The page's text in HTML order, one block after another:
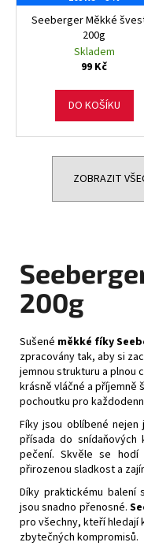
200g
Sušené měkké fíky
zpracovány tak, aby si
jemnou strukturu a plnou
krásně vláčné a příjemně
pochoutku pro
Fíky jsou oblíbené
přísada do
pečení. Skvěle se
přirozenou sladkost a
Díky praktickému balení
jsou snadno přenosné.
pro všechny, kteří hledají
zbytečných kompromisů.
Seeberger Měkké
200g
Skladem
99 Kč
DO KOŠÍKU
ZOBRAZIT